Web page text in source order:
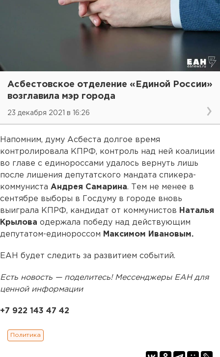
Асбестовское отделение «Единой России»
возглавила мэр города
23 декабря 2021 в 16:26
Напомним, думу Асбеста долгое время
контролировала КПРФ, контроль над ней коалиции
во главе с единороссами удалось вернуть лишь
после лишения депутатского мандата спикера-
коммуниста Андрея Самарина. Тем не менее в
сентябре выборы в Госдуму в городе вновь
выиграла КПРФ, кандидат от коммунистов Наталья
Крылова одержала победу над действующим
депутатом-единороссом Максимом Ивановым.
ЕАН будет следить за развитием событий.
Есть новость — поделитесь! Мессенджеры ЕАН для
ценной информации
+7 922 143 47 42
Политика